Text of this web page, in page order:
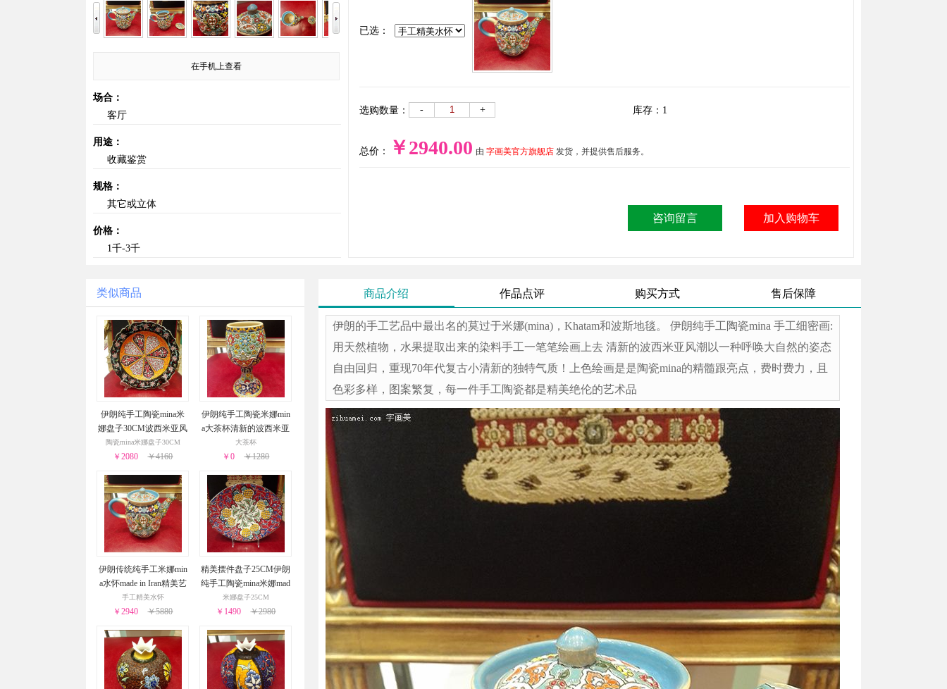
在手机上查看
场合：
客厅
用途：
收藏鉴赏
规格：
其它或立体
价格：
1千-3千
已选：
选购数量： - + 库存： 1
总价： ￥2940.00 由 字画美官方旗舰店 发货，并提供售后服务。
类似商品
伊朗纯手工陶瓷mina米
娜盘子30CM波西米亚风
潮精美绝伦颜色丰富多
彩与众不同
陶瓷mina米娜盘子30CM
￥2080 ￥4160
伊朗纯手工陶瓷米娜min
a大茶杯清新的波西米亚
风潮以一种呼唤大自然
的姿态自由回归
大茶杯
￥0 ￥1280
伊朗传统纯手工米娜min
a水怀made in Iran精美艺
术感值得收藏摆件
手工精美水怀
￥2940 ￥5880
精美摆件盘子25CM伊朗
纯手工陶瓷mina米娜mad
e in Iran收藏送礼极品
米娜盘子25CM
￥1490 ￥2980
商品介绍 作品点评 购买方式 售后保障
伊朗的手工艺品中最出名的莫过于米娜(mina)，Khatam和波斯地毯。 伊朗纯手工陶瓷mina 手工细密画:
用天然植物，水果提取出来的染料手工一笔笔绘画上去 清新的波西米亚风潮以一种呼唤大自然的姿态
自由回归，重现70年代复古小清新的独特气质！上色绘画是是陶瓷mina的精髓跟亮点，费时费力，且
色彩多样，图案繁复，每一件手工陶瓷都是精美绝伦的艺术品